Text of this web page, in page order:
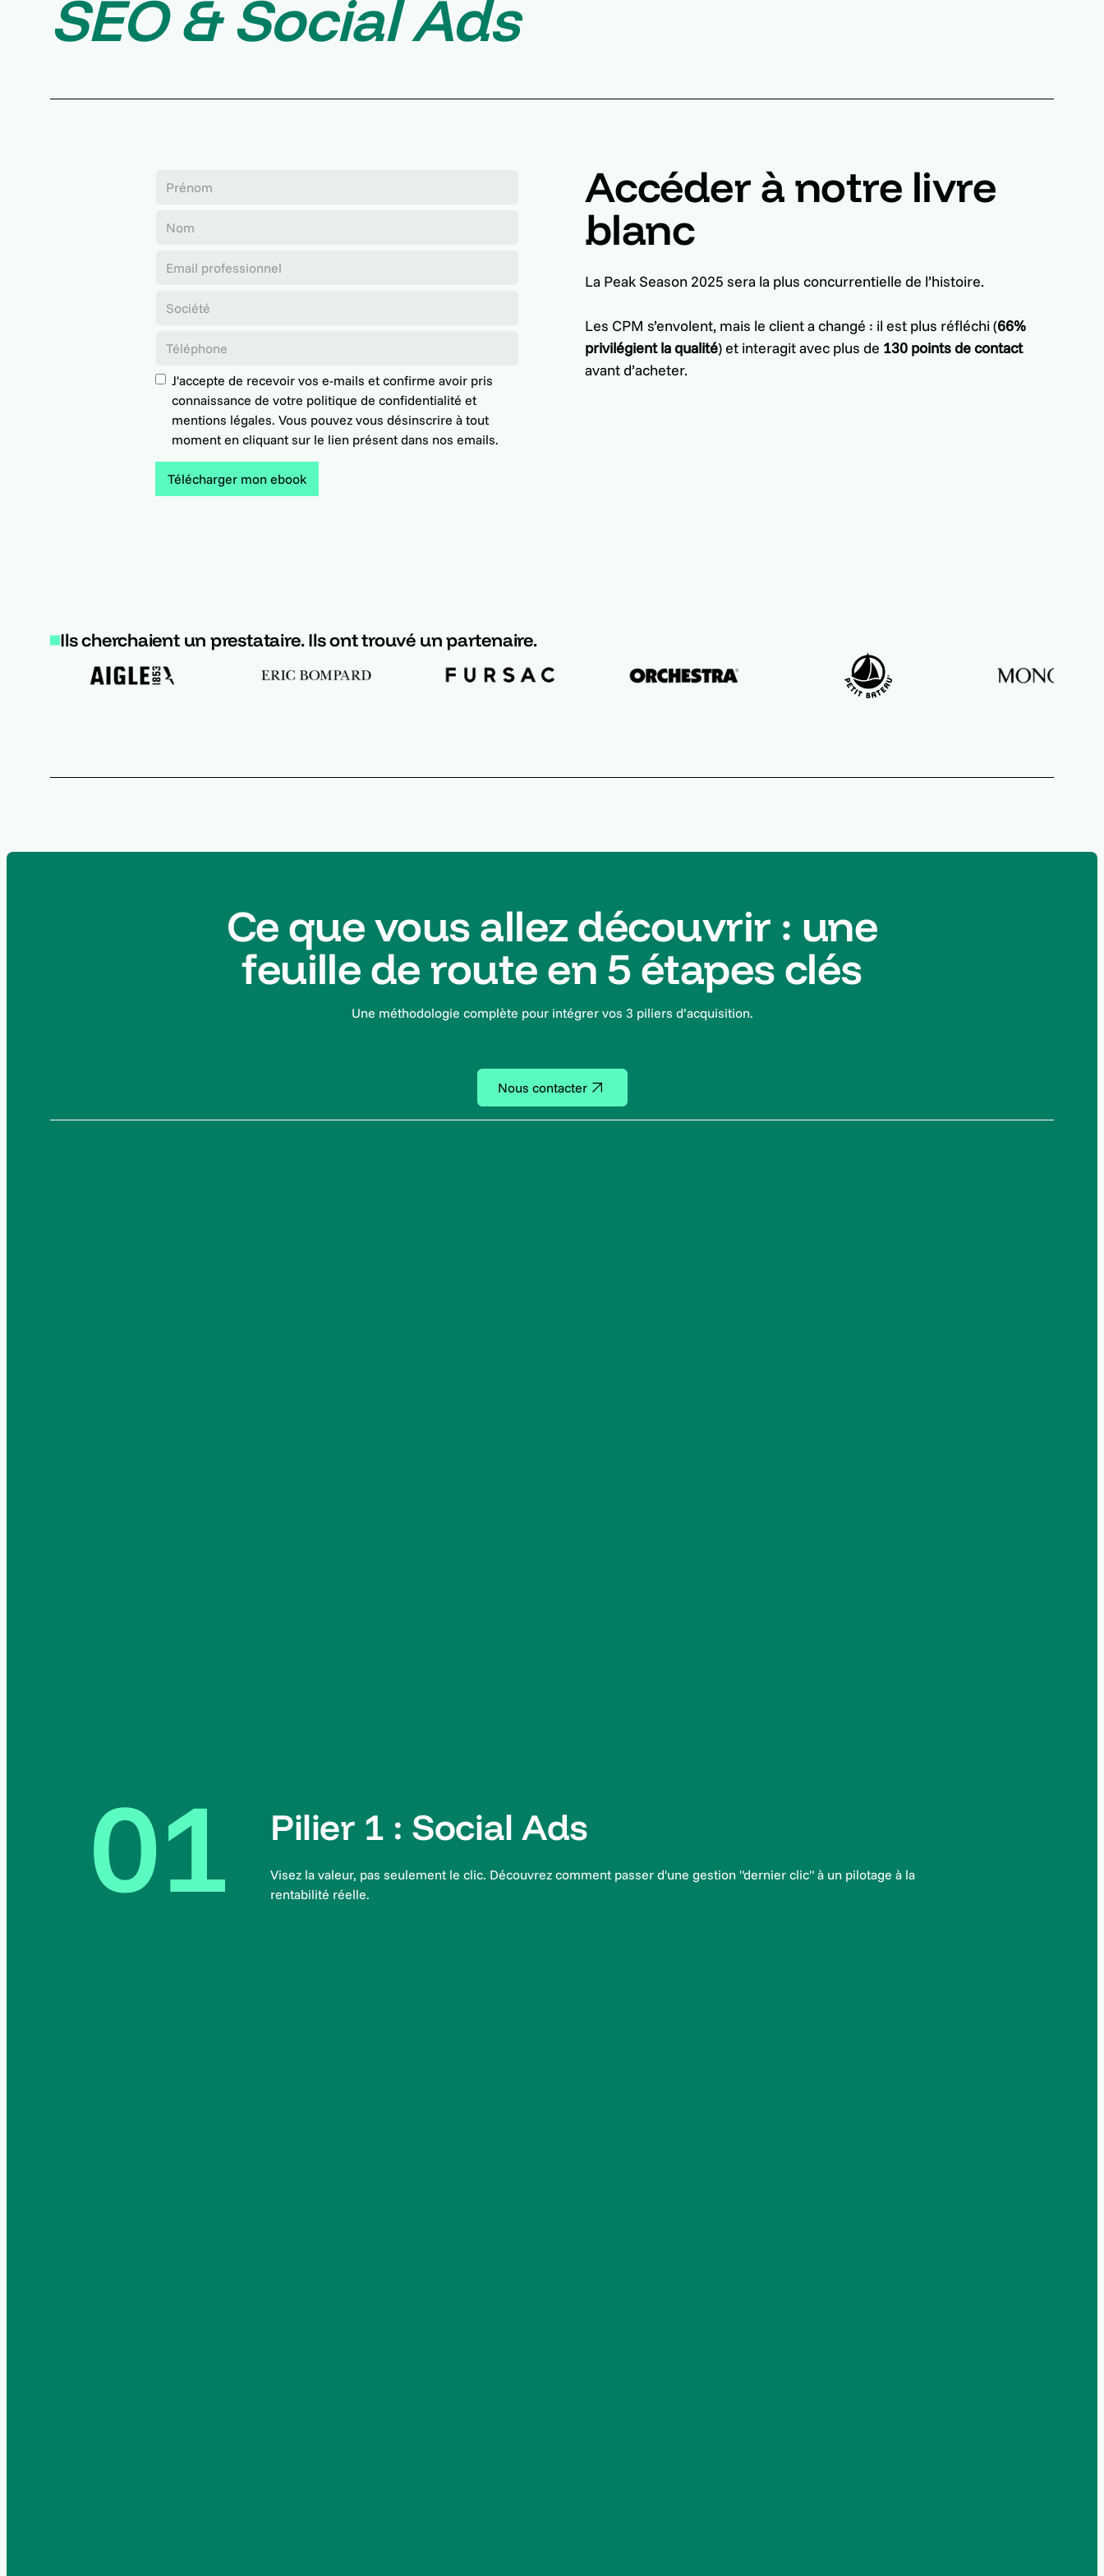
SEO & SocialAds
J'accepte de recevoir vos e-mails et confirme avoir pris
connaissance de votre politique de confidentialité et
mentions légales. Vous pouvez vous désinscrire à tout
moment en cliquant sur le lien présent dans nos emails.
Accéder à notre livre
blanc
La Peak Season 2025 sera la plus concurrentielle de l’histoire.
Les CPM s’envolent, mais le client a changé : il est plus réfléchi (66%
privilégient la qualité) et interagit avec plus de 130 points de contact
avant d’acheter.
Ils cherchaient un prestataire. Ils ont trouvé un partenaire.
Ce que vous allez découvrir : une
feuille de route en 5 étapes clés
Une méthodologie complète pour intégrer vos 3 piliers d’acquisition.
Nous contacter
01 Pilier 1 : Social Ads
Visez la valeur, pas seulement le clic. Découvrez comment passer d'une gestion "dernier clic" à un pilotage à la
rentabilité réelle.